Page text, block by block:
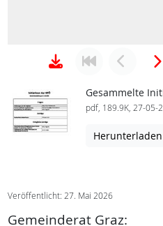
Gesammelte
pdf, 189.9K, 27-05-
Herunterladen
Veröffentlicht: 27. Mai 2026
Gemeinderat Graz: